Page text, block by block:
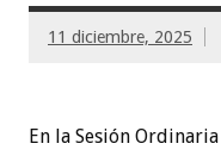
11 diciembre, 2025
En la Sesión